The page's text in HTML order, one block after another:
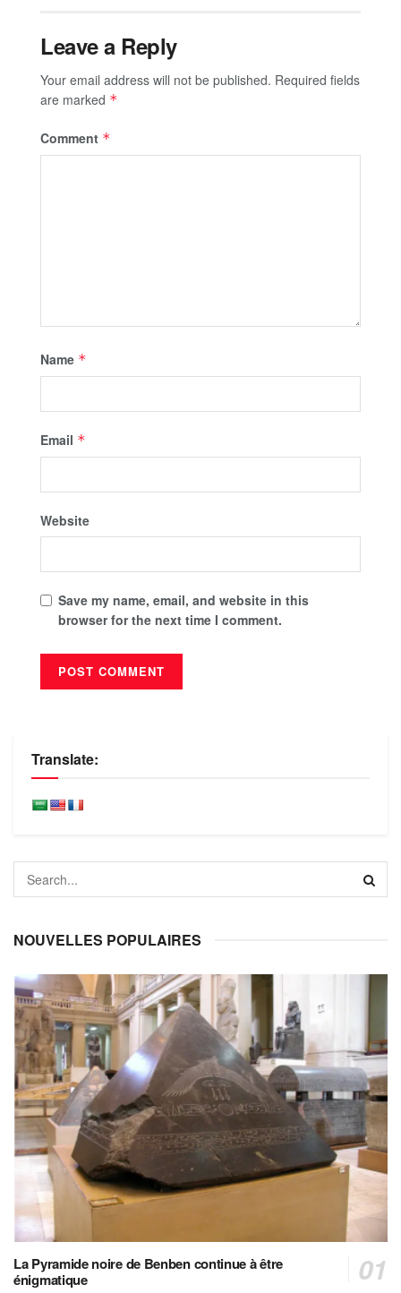
Leave a Reply
Your email address will not be published. Required fields
are marked *
Comment *
Name *
Email *
Website
Save my name, email, and website in this
browser for the next time I comment.
Translate:
NOUVELLES POPULAIRES
La Pyramide noire de Benben continue à être
énigmatique